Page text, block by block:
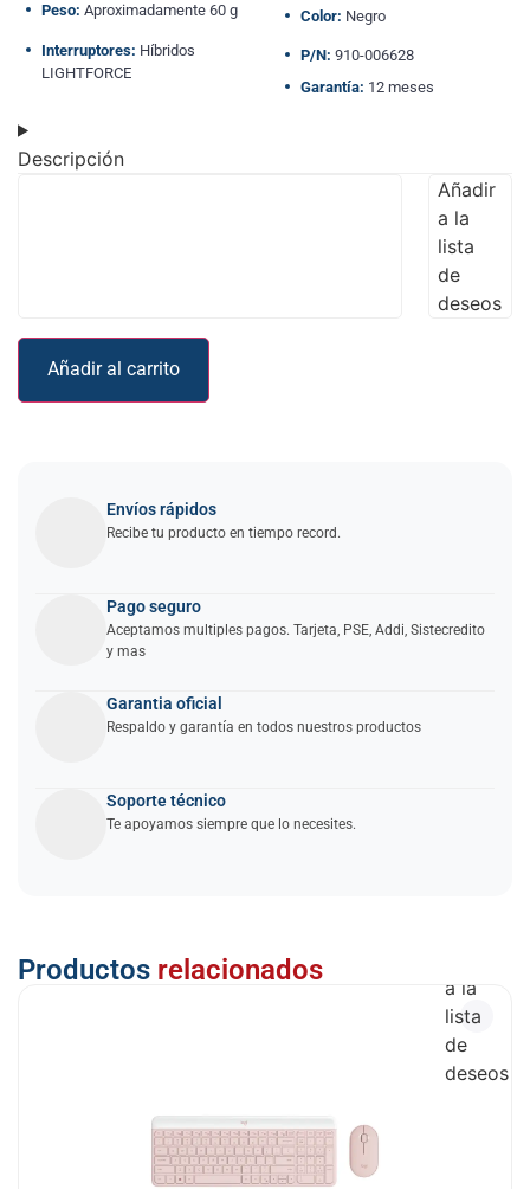
Peso: Aproximadamente 60 g
Interruptores: Híbridos
LIGHTFORCE
Color: Negro
P/N: 910-006628
Garantía: 12 meses
Descripción
Añadir al carrito
Añadir
a la
lista
de
deseos
Envíos rápidos
Recibe tu producto en tiempo record.
Pago seguro
Aceptamos multiples pagos. Tarjeta, PSE, Addi, Sistecredito
y mas
Garantia oficial
Respaldo y garantía en todos nuestros productos
Soporte técnico
Te apoyamos siempre que lo necesites.
Productos relacionados
a la
lista
de
deseos